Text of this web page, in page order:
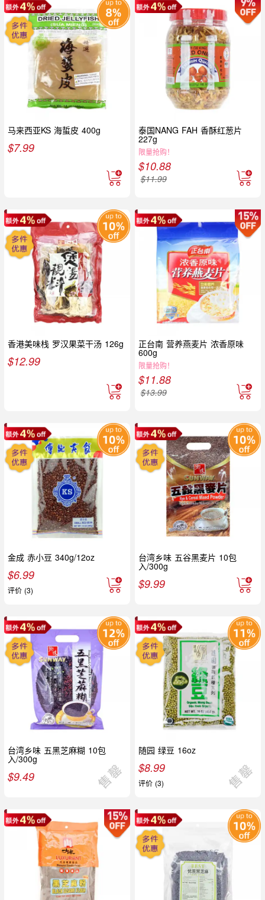
马来西亚KS 海蜇皮 400g
$7.99
泰国NANG FAH 香酥红葱片
227g
限量抢购！
$10.88
$11.99
香港美味栈 罗汉果菜干汤 126g
$12.99
正台南 营养燕麦片 浓香原味
600g
限量抢购！
$11.88
$13.99
金成 赤小豆 340g/12oz
$6.99
评价 (3)
台湾乡味 五谷黑麦片 10包
入/300g
$9.99
台湾乡味 五黑芝麻糊 10包
入/300g
$9.49
随园 绿豆 16oz
$8.99
评价 (3)